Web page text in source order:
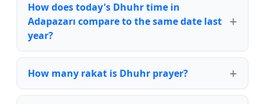
How does today's Dhuhr time in
Adapazarı compare to the same date last
year?
How many rakat is Dhuhr prayer?